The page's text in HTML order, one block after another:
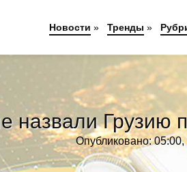
назвали Грузию
Опубликовано:
Новости » Тренды »